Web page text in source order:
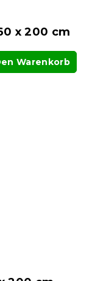
x 200 cm
Warenkorb